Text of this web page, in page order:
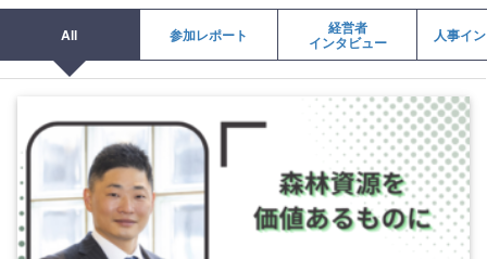
All 参加レポート 経営者
インタビュー 人事イ